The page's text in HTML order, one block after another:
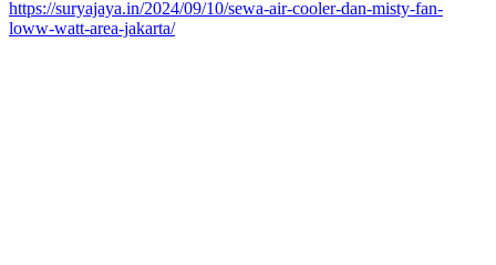
https://suryajaya.in/2024/09/10/sewa-air-cooler-dan-misty-fan-
loww-watt-area-jakarta/